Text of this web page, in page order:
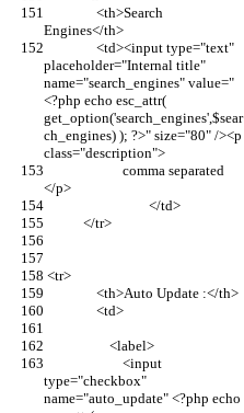
Engines</th>
placeholder="Internal title"
name="search_engines" value="
<?php echo esc_attr(
get_option('search_engines',$sear
ch_engines) ); ?>" size="80" /><p
class="description">
</p>
				</td>
            </tr>
<tr>
                <th>Auto Update :</th>
                <td>
                    <label>
type="checkbox"
name="auto_update" <?php echo